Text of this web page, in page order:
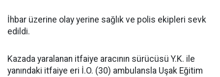
İhbar üzerine olay yerine sağlık ve polis ekipleri sevk
edildi.
Kazada yaralanan itfaiye aracının sürücüsü Y.K. ile
yanındaki itfaiye eri İ.O. (30) ambulansla Uşak Eğitim